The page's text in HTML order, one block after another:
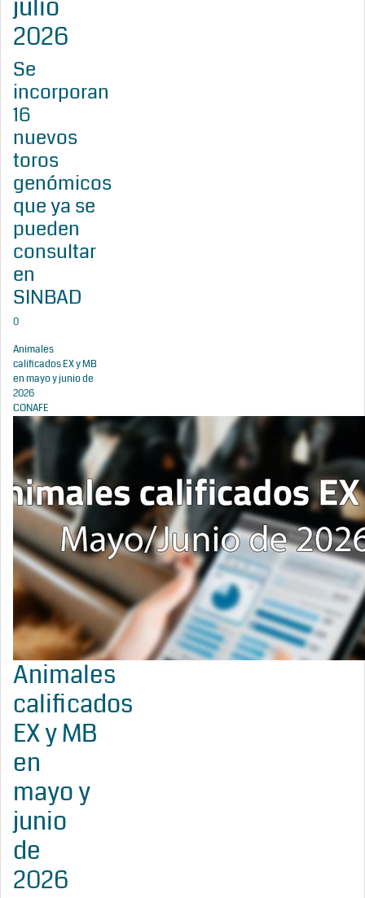
julio
2026
Se
incorporan
16
nuevos
toros
genómicos
que ya se
pueden
consultar
en
SINBAD
0
Animales
calificados EX y MB
en mayo y junio de
2026
CONAFE
Animales
calificados
EX y MB
en
mayo y
junio
de
2026